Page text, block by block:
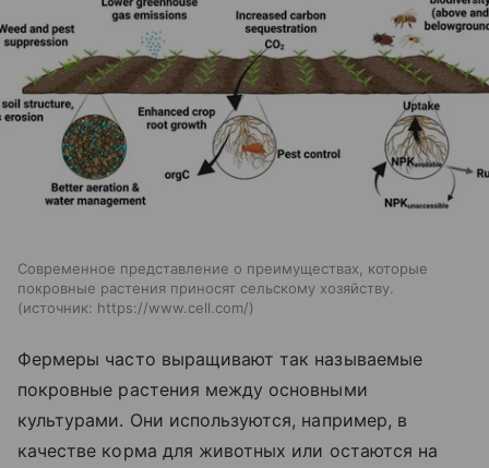
Современное представление о преимуществах, которые
покровные растения приносят сельскому хозяйству.
источник: https://www.cell.com/
Фермеры часто выращивают так называемые
покровные растения между основными
культурами. Они используются, например, в
качестве корма для животных или остаются на